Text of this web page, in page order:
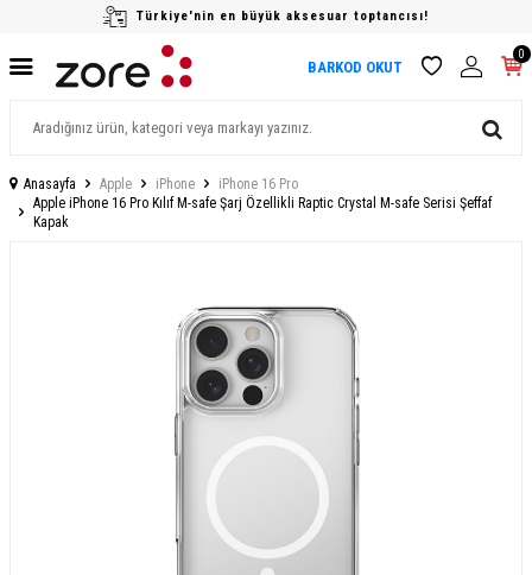
Türkiye'nin en büyük aksesuar toptancısı!
BARKOD OKUT
0
Anasayfa Apple iPhone
iPhone 16 Pro
Apple iPhone 16 Pro Kılıf M-safe Şarj Özellikli Raptic Crystal M-safe Serisi Şeffaf
Kapak